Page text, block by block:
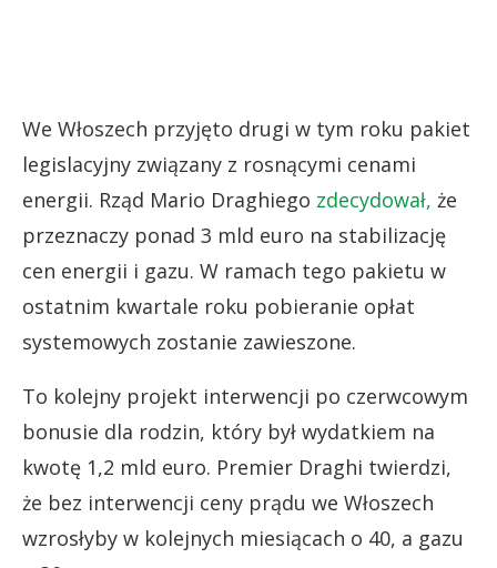
We Włoszech przyjęto drugi w tym roku pakiet
legislacyjny związany z rosnącymi cenami
energii. Rząd Mario Draghiego zdecydował, że
przeznaczy ponad 3 mld euro na stabilizację
cen energii i gazu. W ramach tego pakietu w
ostatnim kwartale roku pobieranie opłat
systemowych zostanie zawieszone.
To kolejny projekt interwencji po czerwcowym
bonusie dla rodzin, który był wydatkiem na
kwotę 1,2 mld euro. Premier Draghi twierdzi,
że bez interwencji ceny prądu we Włoszech
wzrosłyby w kolejnych miesiącach o 40, a gazu